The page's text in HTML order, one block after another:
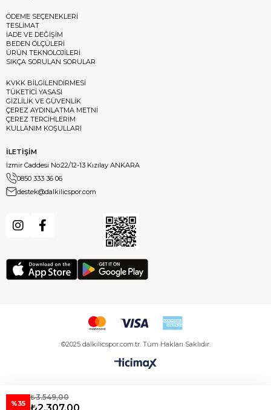
ÖDEME SEÇENEKLERİ
TESLİMAT
İADE VE DEĞİŞİM
BEDEN ÖLÇÜLERİ
ÜRÜN TEKNOLOJİLERİ
SIKÇA SORULAN SORULAR
KVKK BİLGİLENDİRMESİ
TÜKETİCİ YASASI
GİZLİLİK VE GÜVENLİK
ÇEREZ AYDINLATMA METNİ
ÇEREZ TERCİHLERİM
KULLANIM KOŞULLARI
İLETİŞİM
İzmir Caddesi No:22/12-13 Kızılay ANKARA
0850 333 36 06
destek@dalkilicspor.com
©2025 dalkilicspor.com.tr. Tüm Hakları Saklıdır.
%35
₺3.549,00